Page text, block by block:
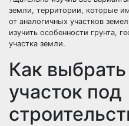
земли, территории, которые
от аналогичных участков
изучить особенности грунта,
участка земли.
Как
участок под